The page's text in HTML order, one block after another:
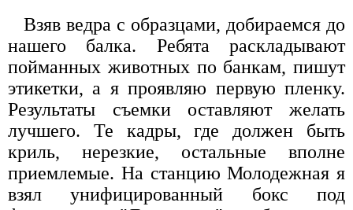
Взяв ведра с образцами, добираемся до
нашего балка. Ребята раскладывают
пойманных животных по банкам, пишут
этикетки, а я проявляю первую пленку.
Результаты съемки оставляют желать
лучшего. Те кадры, где должен быть
криль, нерезкие, остальные вполне
приемлемые. На станцию Молодежная я
взял унифицированный бокс под